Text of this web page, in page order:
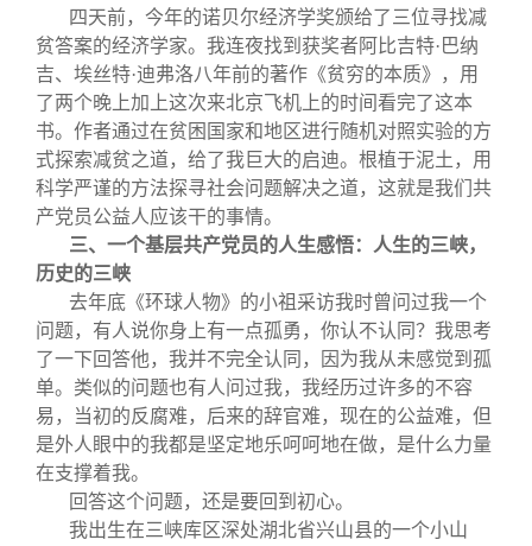
四天前，今年的诺贝尔经济学奖颁给了三位寻找减
贫答案的经济学家。我连夜找到获奖者阿比吉特·巴纳
吉、埃丝特·迪弗洛八年前的著作《贫穷的本质》，用
了两个晚上加上这次来北京飞机上的时间看完了这本
书。作者通过在贫困国家和地区进行随机对照实验的方
式探索减贫之道，给了我巨大的启迪。根植于泥土，用
科学严谨的方法探寻社会问题解决之道，这就是我们共
产党员公益人应该干的事情。
三、一个基层共产党员的人生感悟：人生的三峡，
历史的三峡
去年底《环球人物》的小祖采访我时曾问过我一个
问题，有人说你身上有一点孤勇，你认不认同？我思考
了一下回答他，我并不完全认同，因为我从未感觉到孤
单。类似的问题也有人问过我，我经历过许多的不容
易，当初的反腐难，后来的辞官难，现在的公益难，但
是外人眼中的我都是坚定地乐呵呵地在做，是什么力量
在支撑着我。
回答这个问题，还是要回到初心。
我出生在三峡库区深处湖北省兴山县的一个小山